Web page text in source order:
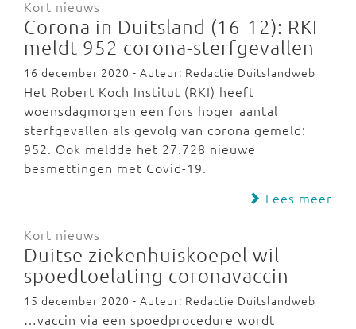
Kort nieuws
Corona in Duitsland (16-12): RKI
meldt 952 corona-sterfgevallen
16 december 2020 - Auteur: Redactie Duitslandweb
Het Robert Koch Institut (RKI) heeft
woensdagmorgen een fors hoger aantal
sterfgevallen als gevolg van corona gemeld:
952. Ook meldde het 27.728 nieuwe
besmettingen met Covid-19.
Lees meer
Kort nieuws
Duitse ziekenhuiskoepel wil
spoedtoelating coronavaccin
15 december 2020 - Auteur: Redactie Duitslandweb
…vaccin via een spoedprocedure wordt